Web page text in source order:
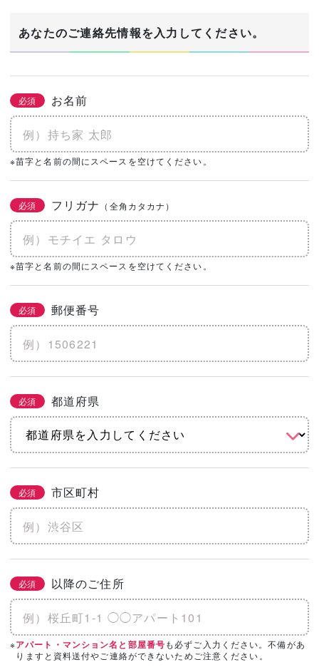
あなたのご連絡先情報を入力してください。
必須 お名前
※苗字と名前の間にスペースを空けてください。
必須 フリガナ （全角カタカナ）
※苗字と名前の間にスペースを空けてください。
必須 郵便番号
必須 都道府県
必須 市区町村
必須 以降のご住所
※アパート・マンション名と部屋番号も必ずご入力ください。不備があ
りますと資料送付やご連絡ができないためご注意ください。